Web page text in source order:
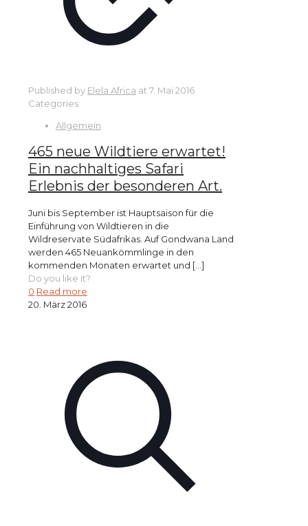
Published by Elela Africa at 7. Mai 2016
Categories
Allgemein
465 neue Wildtiere erwartet!
Ein nachhaltiges Safari
Erlebnis der besonderen Art.
Juni bis September ist Hauptsaison für die
Einführung von Wildtieren in die
Wildreservate Südafrikas. Auf Gondwana Land
werden 465 Neuankömmlinge in den
kommenden Monaten erwartet und […]
Do you like it?
0 Read more
20. März 2016